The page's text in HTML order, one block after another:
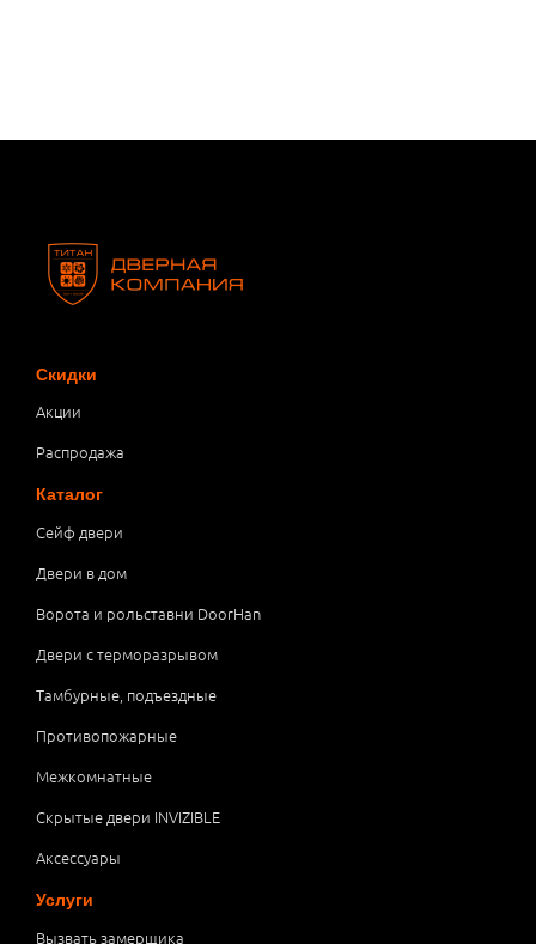
Скидки
Акции
Распродажа
Каталог
Сейф двери
Двери в дом
Ворота и рольставни DoorHan
Двери с терморазрывом
Тамбурные, подъездные
Противопожарные
Межкомнатные
Скрытые двери INVIZIBLE
Аксессуары
Услуги
Вызвать замерщика